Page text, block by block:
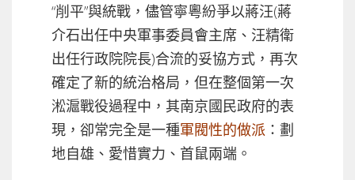
“削平”與統戰，儘管寧粵紛爭以蔣汪(蔣
介石出任中央軍事委員會主席、汪精衛
出任行政院院長)合流的妥協方式，再次
確定了新的統治格局，但在整個第一次
淞滬戰役過程中，其南京國民政府的表
現，卻常完全是一種軍閥性的做派 ：劃
地自雄、愛惜實力、首鼠兩端。